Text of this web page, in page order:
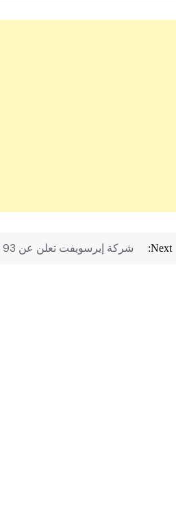
تصفّح
Next: شركة إيرسويفت تعلن عن 93 فرصة وظيفية شاغرة